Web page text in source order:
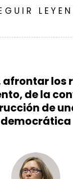
afrontar los
de la
de
democrática